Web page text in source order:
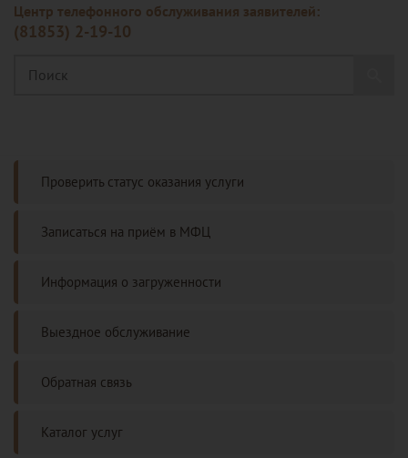
Центр телефонного обслуживания заявителей:
(81853) 2-19-10
Проверить статус оказания услуги
Записаться на приём в МФЦ
Информация о загруженности
Выездное обслуживание
Обратная связь
Каталог услуг